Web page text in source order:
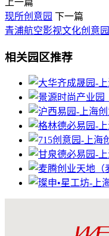
现所创意园 下一篇
青浦航空影视文化创意园
相关园区推荐